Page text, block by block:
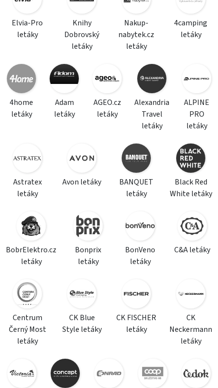
Elvia-Pro
letáky
Knihy
Dobrovský
letáky
Nakup-
nabytek.cz
letáky
4camping
letáky
4home
letáky
Adam
letáky
AGEO.cz
letáky
Alexandria
Travel
letáky
ALPINE
PRO
letáky
Astratex
letáky
Avon letáky
BANQUET
letáky
Black Red
White letáky
BobrElektro.cz
letáky
Bonprix
letáky
BonVeno
letáky
C&A letáky
Centrum
Černý Most
letáky
CK Blue
Style letáky
CK FISCHER
letáky
CK
Neckermann
letáky